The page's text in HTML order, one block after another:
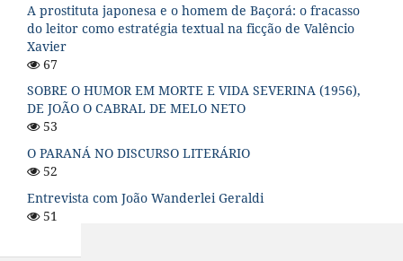
A prostituta japonesa e o homem de Baçorá: o fracasso
do leitor como estratégia textual na ficção de Valêncio
Xavier
67
SOBRE O HUMOR EM MORTE E VIDA SEVERINA (1956),
DE JOÃO O CABRAL DE MELO NETO
53
O PARANÁ NO DISCURSO LITERÁRIO
52
Entrevista com João Wanderlei Geraldi
51